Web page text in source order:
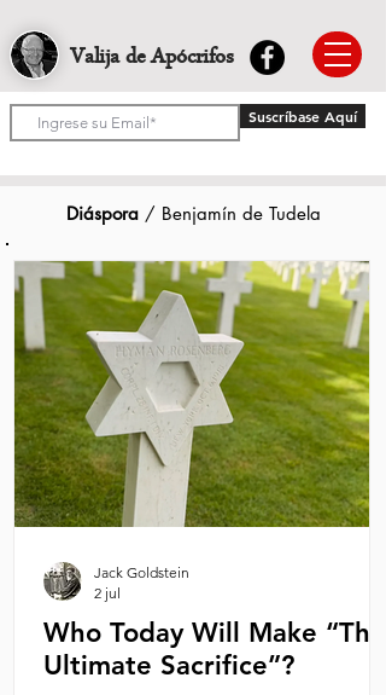
Valija de Apócrifos
Suscríbase Aquí
Diáspora / Benjamín de Tudela
Who Today Will Make “The
Ultimate Sacrifice”?
Jack Goldstein
2 jul